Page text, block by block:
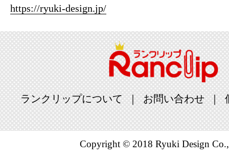
https://ryuki-design.jp/
ランクリップについて お問い合わせ
Copyright © 2018 Ryuki Design